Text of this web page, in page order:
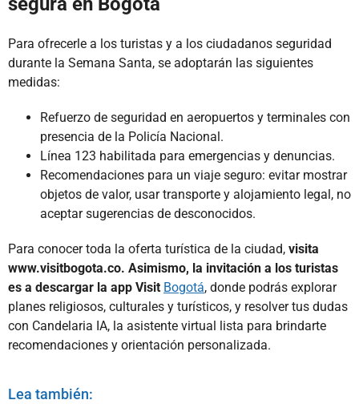
Para ofrecerle a los turistas y a los ciudadanos seguridad
durante la Semana Santa, se adoptarán las siguientes
medidas:
Refuerzo de seguridad en aeropuertos y terminales con
presencia de la Policía Nacional.
Línea 123 habilitada para emergencias y denuncias.
Recomendaciones para un viaje seguro: evitar mostrar
objetos de valor, usar transporte y alojamiento legal, no
aceptar sugerencias de desconocidos.
Para conocer toda la oferta turística de la ciudad, visita
www.visitbogota.co. Asimismo, la invitación a los turistas
es a descargar la app Visit Bogotá, donde podrás explorar
planes religiosos, culturales y turísticos, y resolver tus dudas
con Candelaria IA, la asistente virtual lista para brindarte
recomendaciones y orientación personalizada.
Lea también: